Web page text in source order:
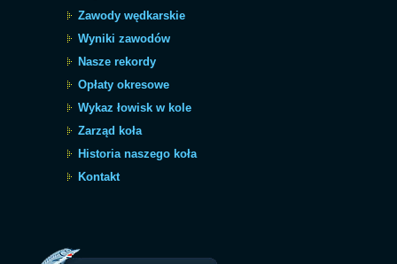
Zawody wędkarskie
Wyniki zawodów
Nasze rekordy
Opłaty okresowe
Wykaz łowisk w kole
Zarząd koła
Historia naszego koła
Kontakt